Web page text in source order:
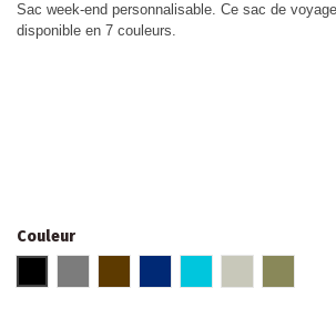
Sac week-end personnalisable. Ce sac de
disponible en 7 couleurs.
Couleur